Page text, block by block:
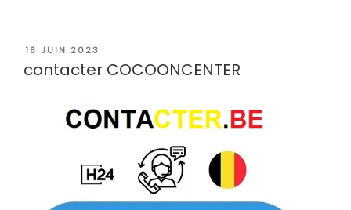
PUBLIÉ
18 JUIN 2023
contacter COCOONCENTER